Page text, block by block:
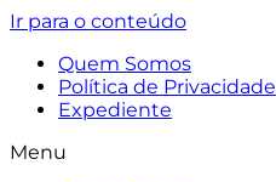
Ir para o conteúdo
Quem Somos
Política de Privacidade
Expediente
Menu